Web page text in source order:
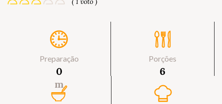
Preparação
0
m
Porções
6